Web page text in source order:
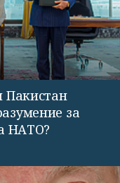
Пакистан
за
НАТО?